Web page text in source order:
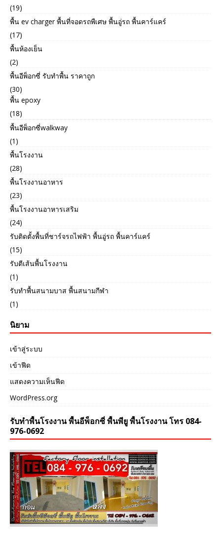
(19)
พื้น ev charger พื้นที่จอดรถพืเศษ พื้นอู่รถ พื้นคาร์แคร์
(17)
พื้นห้องเย็น
(2)
พื้นอีพ็อกซี่ รับทำพื้น ราคาถูก
(30)
พื้น epoxy
(18)
พื้นอีพ็อกซี่walkway
(1)
พื้นโรงงาน
(28)
พื้นโรงงานอาหาร
(23)
พื้นโรงงานอาหารเสริม
(24)
รับติดตั้งพื้นที่ชาร์จรถไฟฟ้า พื้นอู่รถ พื้นคาร์แคร์
(15)
รับตีเส้นพื้นโรงงาน
(1)
รับทำพื้นสนามบาส พื้นสนามกีฬา
(1)
นิยาม
เข้าสู่ระบบ
เข้าฟีด
แสดงความเห็นฟีด
WordPress.org
รับทำพื้นโรงงาน พื้นอีพ็อกซี่ พื้นพียู พื้นโรงงาน โทร 084-
976-0692